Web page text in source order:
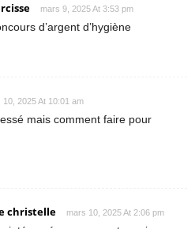
mars 9, 2025 At 3:53 pm
d’argent d’hygiène
10, 2025 At 10:01 am
mais comment faire pour
christelle mars 10, 2025 At 2:06 pm